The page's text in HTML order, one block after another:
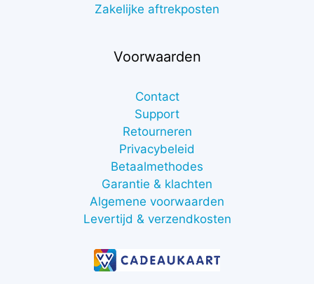
Zakelijke aftrekposten
Voorwaarden
Contact
Support
Retourneren
Privacybeleid
Betaalmethodes
Garantie & klachten
Algemene voorwaarden
Levertijd & verzendkosten